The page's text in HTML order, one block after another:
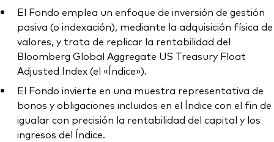
El Fondo emplea un enfoque de inversión de gestión
pasiva (o indexación), mediante la adquisición física de
valores, y trata de replicar la rentabilidad del
Bloomberg Global Aggregate US Treasury Float
Adjusted Index (el «Índice»).
El Fondo invierte en una muestra representativa de
bonos y obligaciones incluidos en el Índice con el fin de
igualar con precisión la rentabilidad del capital y los
ingresos del Índice.